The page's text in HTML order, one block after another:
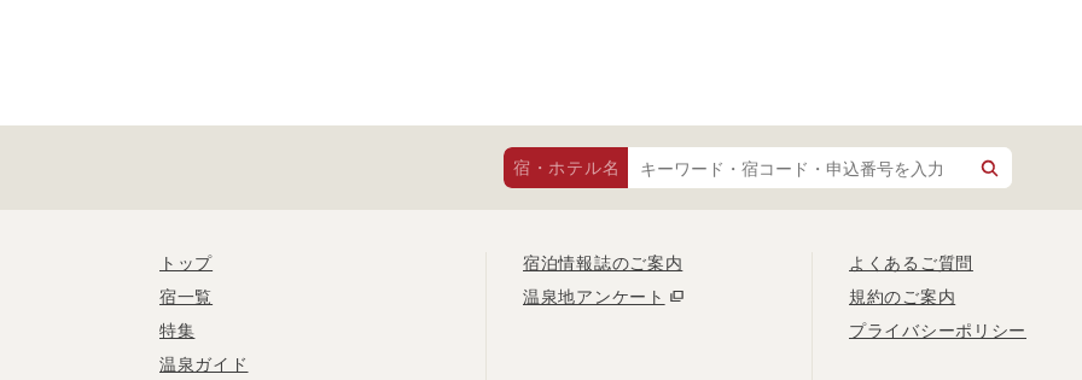
宿・ホテル名
トップ
宿一覧
特集
温泉ガイド
宿泊情報誌のご案内
温泉地アンケート
よくあるご質問
規約のご案内
プライバシーポリシー